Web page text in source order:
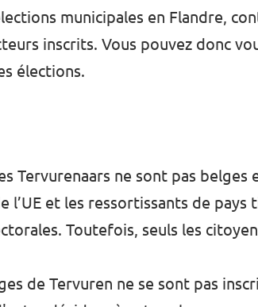
municipales en Flandre,
inscrits. Vous pouvez donc
élections.
Tervurenaars ne sont pas
l’UE et les ressortissants de
Toutefois, seuls les
de Tervuren ne se sont pas